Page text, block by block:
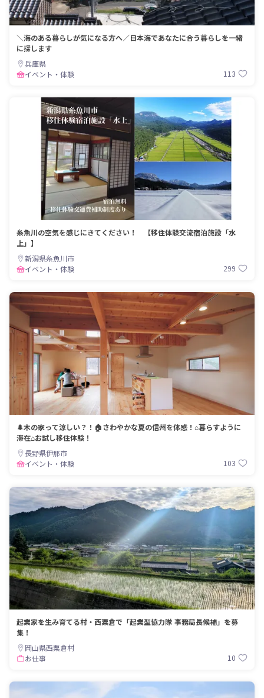
＼海のある暮らしが気になる方へ／日本海であなたに合う暮らしを一緒
に探します
兵庫県
イベント・体験
113
糸魚川の空気を感じにきてください！ 【移住体験交流宿泊施設「水
上」】
新潟県糸魚川市
イベント・体験
299
🌲木の家って涼しい？！🏠さわやかな夏の信州を体感！⌂暮らすように
滞在⌂お試し移住体験！
長野県伊那市
イベント・体験
103
起業家を生み育てる村・西粟倉で「起業型協力隊 事務局長候補」を募
集！
岡山県西粟倉村
お仕事
10